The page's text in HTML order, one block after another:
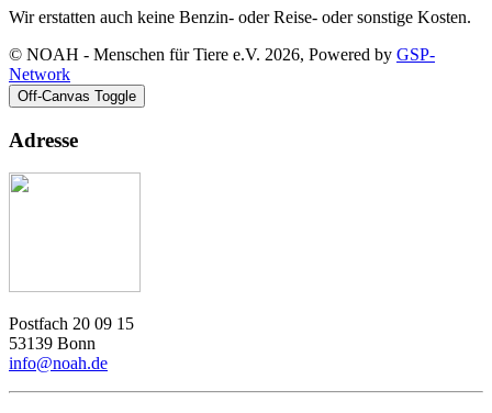
Wir erstatten auch keine Benzin- oder Reise- oder sonstige Kosten.
© NOAH - Menschen für Tiere e.V. 2026, Powered by GSP-
Network
Off-Canvas Toggle
Adresse
Postfach 20 09 15
53139 Bonn
info@noah.de